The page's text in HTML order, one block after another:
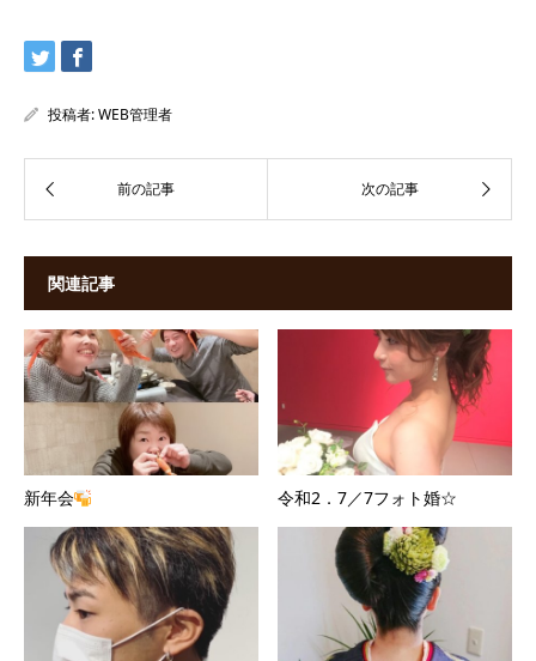
投稿者:WEB管理者
関連記事
新年会 令和2．7／7フォト婚☆